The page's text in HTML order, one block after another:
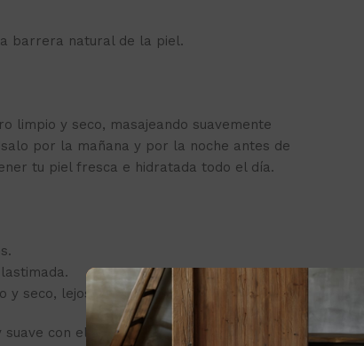
barrera natural de la piel.
limpio y seco, masajeando suavemente
por la mañana y por la noche antes de
tu piel fresca e hidratada todo el día.
y seco, lejos de la luz solar directa.
con el poder del ácido hialurónico! 💧✨